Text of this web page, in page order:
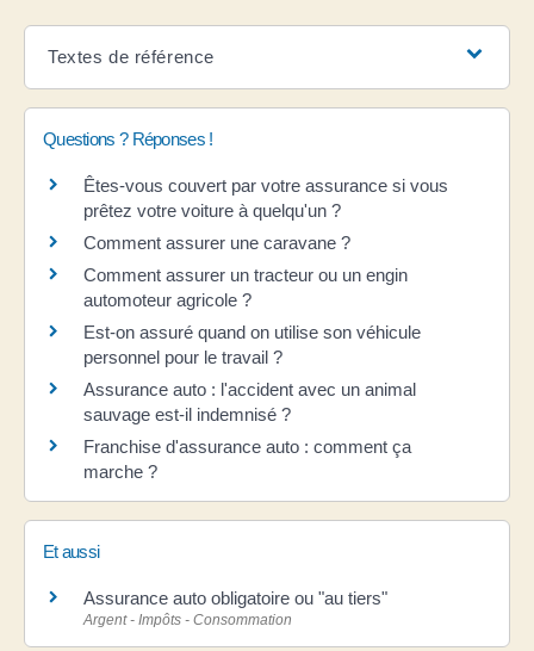
Textes de référence
Questions ? Réponses !
Êtes-vous couvert par votre assurance si vous
prêtez votre voiture à quelqu'un ?
Comment assurer une caravane ?
Comment assurer un tracteur ou un engin
automoteur agricole ?
Est-on assuré quand on utilise son véhicule
personnel pour le travail ?
Assurance auto : l'accident avec un animal
sauvage est-il indemnisé ?
Franchise d'assurance auto : comment ça
marche ?
Et aussi
Assurance auto obligatoire ou "au tiers"
Argent - Impôts - Consommation